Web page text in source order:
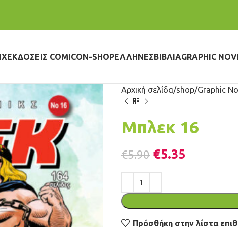
ΕΚΔΌΣΕΙΣ COMICON-SHOPΈΛΛΗΝΕΣΒΙΒΛΊΑGRAPHIC
Αρχική σελίδα shop Graphic
Μπλεκ 16
€5.90 €5.35
Πρόσθήκη στην λίστα